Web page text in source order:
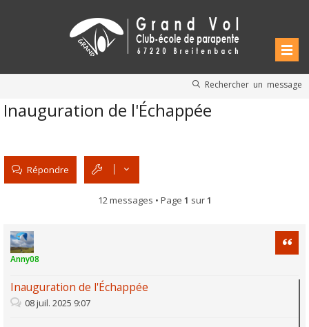
Rechercher un message
Inauguration de l'Échappée
Répondre
12 messages • Page 1 sur1
Anny08
Inauguration de l'Échappée
08 juil. 2025 9:07